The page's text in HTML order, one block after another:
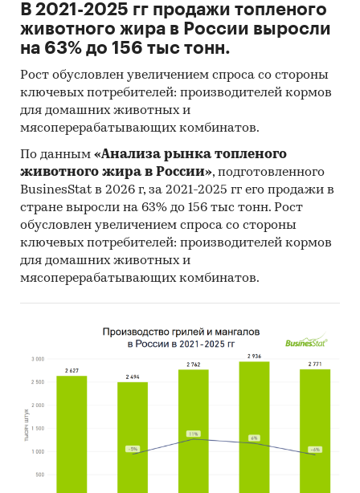
В 2021-2025 гг продажи топленого
животного жира в России выросли
на 63% до 156 тыс тонн.
Рост обусловлен увеличением спроса со стороны
ключевых потребителей: производителей кормов
для домашних животных и
мясоперерабатывающих комбинатов.
По данным «Анализа рынка топленого
животного жира в России», подготовленного
BusinesStat в 2026 г, за 2021-2025 гг его продажи в
стране выросли на 63% до 156 тыс тонн. Рост
обусловлен увеличением спроса со стороны
ключевых потребителей: производителей кормов
для домашних животных и
мясоперерабатывающих комбинатов.